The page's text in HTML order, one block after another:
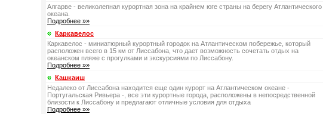
Алгарве - великолепная курортная зона на крайнем юге страны на берегу Атлантического
океана.
Подробнее »»
Каркавелос
Каркавелос - миниатюрный курортный городок на Атлантическом побережье, который
расположен всего в 15 км от Лиссабона, что дает возможность сочетать отдых на
океанском пляже с прогулками и экскурсиями по Лиссабону.
Подробнее »»
Кашкаиш
Недалеко от Лиссабона находится еще один курорт на Атлантическом океане -
Португальская Ривьера -, все эти курортные города, расположены в непосредственной
близости к Лиссабону и предлагают отличные условия для отдыха
Подробнее »»